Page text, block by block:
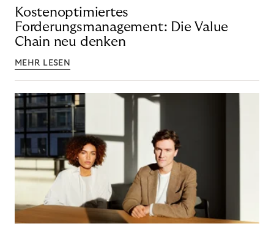
Kostenoptimiertes
Forderungsmanagement: Die Value
Chain neu denken
MEHR LESEN